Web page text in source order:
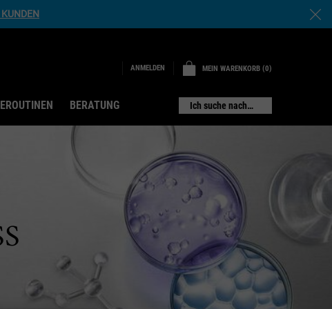
ANMELDEN MEIN WARENKORB 0
0 PRODUKT
BERATUNG Ich suche nach…